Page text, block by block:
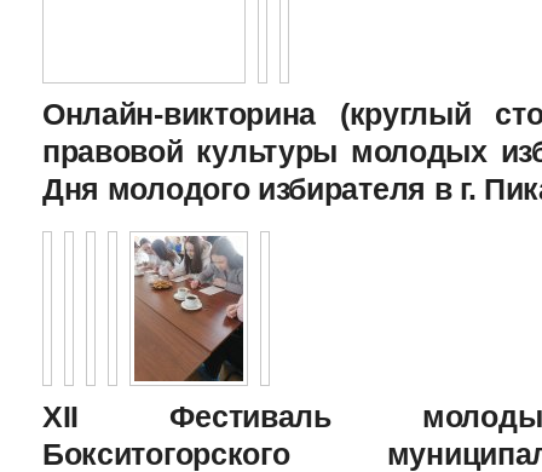
Онлайн-викторина (круглый
правовой культуры молодых
Дня молодого избирателя в г.
XII Фестиваль
Бокситогорского